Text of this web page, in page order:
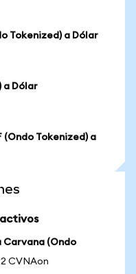
Tokenized) a Dólar
a Dólar
(Ondo Tokenized) a
Carvana (Ondo
CVNAon